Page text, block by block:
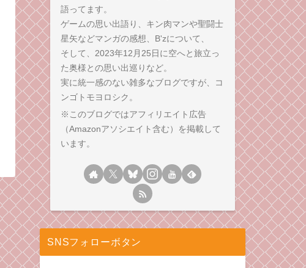
語ってます。
ゲームの思い出語り、キン肉マンや聖闘士
星矢などマンガの感想、B'zについて、
そして、2023年12月25日に空へと旅立っ
た奥様との思い出巡りなど。
実に統一感のない雑多なブログですが、コ
ンゴトモヨロシク。
※このブログではアフィリエイト広告
（Amazonアソシエイト含む）を掲載して
います。
SNSフォローボタン